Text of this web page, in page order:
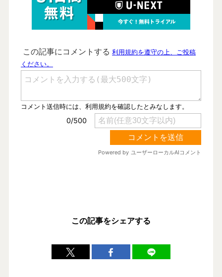
この記事をシェアする